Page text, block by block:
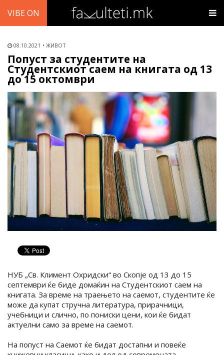
VIBE ON
08.10.2021 ЖИВОТ
Попуст за студентите на
Студентскиот саем на книгата од 13
до 15 октомври
НУБ „Св. Климент Охридски“ во Скопје од 13 до 15
септември ќе биде домаќин на Студентскиот саем на
книгата. За време на траењето на саемот, студентите ќе
може да купат стручна литература, прирачници,
учебници и слично, по пониски цени, кои ќе бидат
актуелни само за време на саемот.
На попуст на Саемот ќе бидат достапни и повеќе